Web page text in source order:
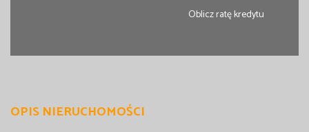
Oblicz ratę kredytu
OPIS NIERUCHOMOŚCI